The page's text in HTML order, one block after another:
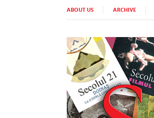
ABOUT US ARCHIVE